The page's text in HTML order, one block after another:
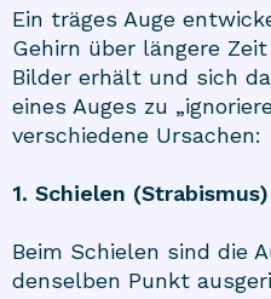
Ein träges Auge
Gehirn über längere
Bilder erhält und sich
eines Auges zu
verschiedene Ursachen:
1. Schielen (Strabismus)
Beim Schielen sind die
denselben Punkt